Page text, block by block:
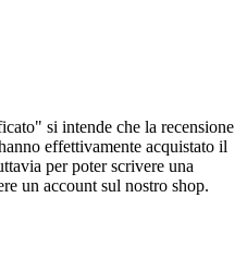
si intende che la recensione
effettivamente acquistato il
per poter scrivere una
un account sul nostro shop.